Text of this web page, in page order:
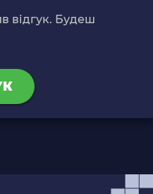
відгук. Будеш